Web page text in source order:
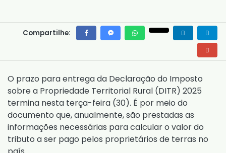
Compartilhe:
O prazo para entrega da Declaração do Imposto
sobre a Propriedade Territorial Rural (DITR) 2025
termina nesta terça-feira (30). É por meio do
documento que, anualmente, são prestadas as
informações necessárias para calcular o valor do
tributo a ser pago pelos proprietários de terras no